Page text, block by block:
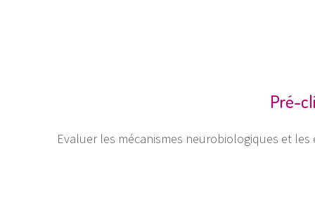
Pré-
Evaluer les mécanismes neurobiologiques et